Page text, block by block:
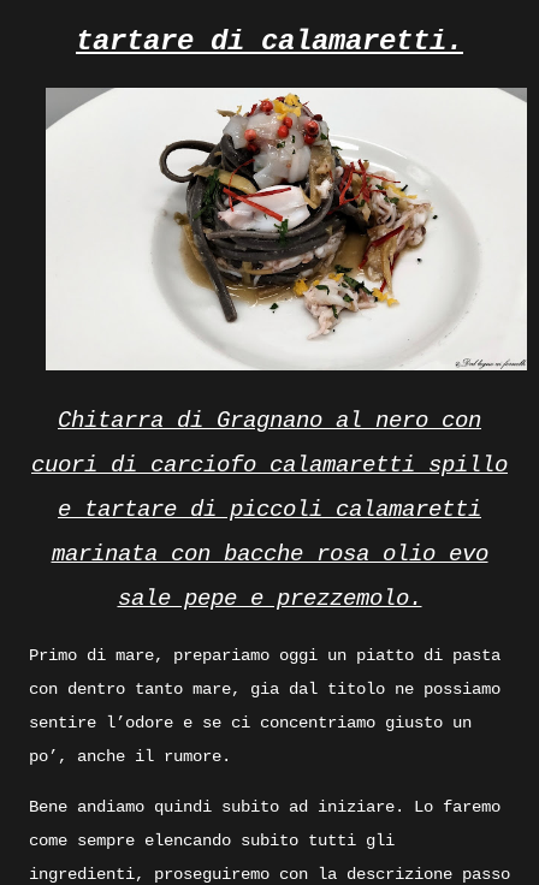
tartare di calamaretti.
Chitarra di Gragnano al nero con
cuori di carciofo calamaretti spillo
e tartare di piccoli calamaretti
marinata con bacche rosa olio evo
sale pepe e prezzemolo.
Primo di mare, prepariamo oggi un piatto di pasta
con dentro tanto mare, gia dal titolo ne possiamo
sentire l’odore e se ci concentriamo giusto un
po’, anche il rumore.
Bene andiamo quindi subito ad iniziare. Lo faremo
come sempre elencando subito tutti gli
ingredienti, proseguiremo con la descrizione passo